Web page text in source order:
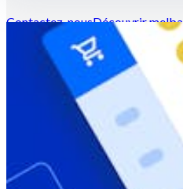
Contactez-nousDécouvrir melba